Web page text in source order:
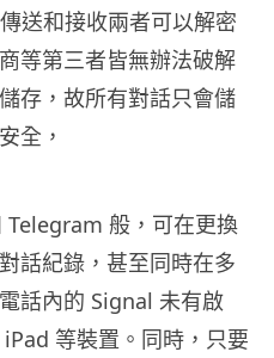
送和接收兩者可以解密
等第三者皆無辦法破解
存，故所有對話只會儲
全，
般，可在更換
話紀錄，甚至同時在多
話內的 Signal 未有啟
等裝置。同時，只要